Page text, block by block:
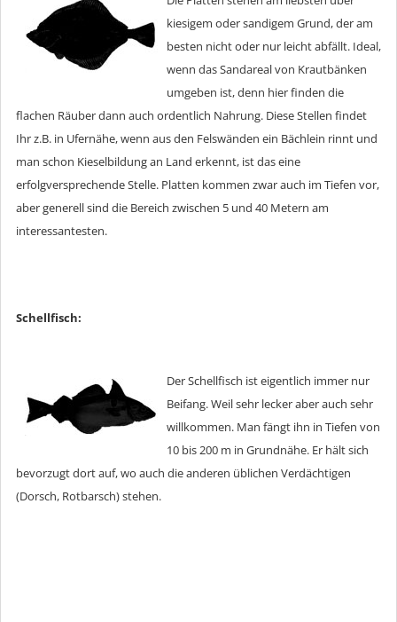
kiesigem oder sandigem Grund, der am
besten nicht oder nur leicht abfällt. Ideal,
wenn das Sandareal von Krautbänken
umgeben ist, denn hier finden die
flachen Räuber dann auch ordentlich Nahrung. Diese Stellen findet
Ihr z.B. in Ufernähe, wenn aus den Felswänden ein Bächlein rinnt und
man schon Kieselbildung an Land erkennt, ist das eine
erfolgversprechende Stelle. Platten kommen zwar auch im Tiefen vor,
aber generell sind die Bereich zwischen 5 und 40 Metern am
interessantesten.
Schellfisch:
Der Schellfisch ist eigentlich immer nur
Beifang. Weil sehr lecker aber auch sehr
willkommen. Man fängt ihn in Tiefen von
10 bis 200 m in Grundnähe. Er hält sich
bevorzugt dort auf, wo auch die anderen üblichen Verdächtigen
(Dorsch, Rotbarsch) stehen.